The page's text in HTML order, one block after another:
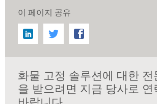
이 페이지 공유
화물 고정 솔루션에 대한 전
을 받으려면 지금 당사로 연